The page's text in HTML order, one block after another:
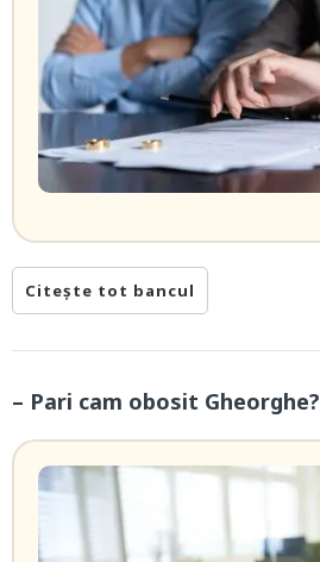
Citește tot bancul
– Pari cam obosit Gheorghe?